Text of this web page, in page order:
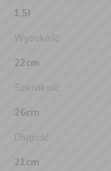
1,5l
Wysokość
22cm
Szerokość
26cm
Długość
21cm